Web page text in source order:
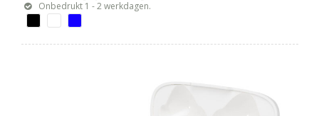
Onbedrukt 1 - 2 werkdagen.